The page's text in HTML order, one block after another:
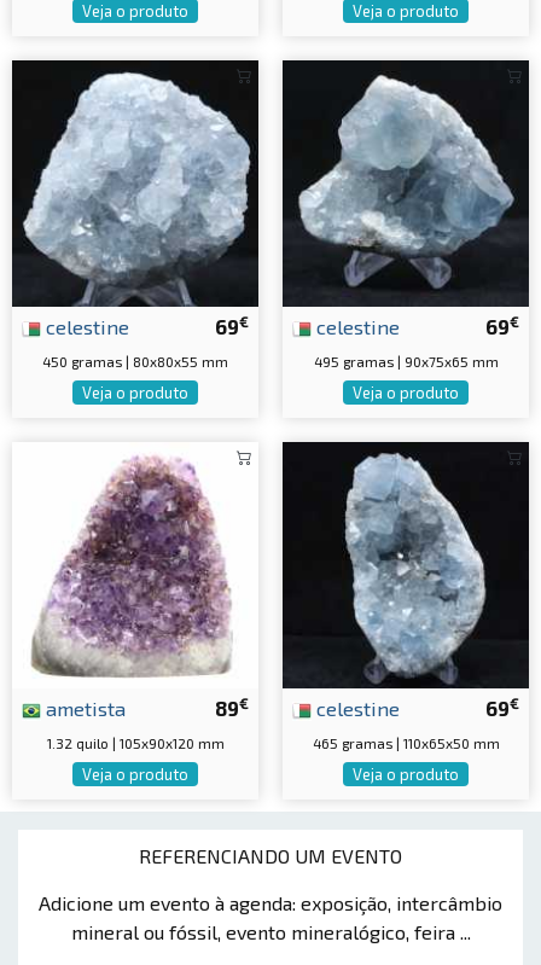
REFERENCIANDO UM EVENTO
Adicione um evento à agenda: exposição, intercâmbio
mineral ou fóssil, evento mineralógico, feira ...
Veja o produto Veja o produto
69€
celestine
450 gramas | 80x80x55 mm
Veja o produto
69€
celestine
495 gramas | 90x75x65 mm
Veja o produto
89€
ametista
1.32 quilo | 105x90x120 mm
Veja o produto
69€
celestine
465 gramas | 110x65x50 mm
Veja o produto